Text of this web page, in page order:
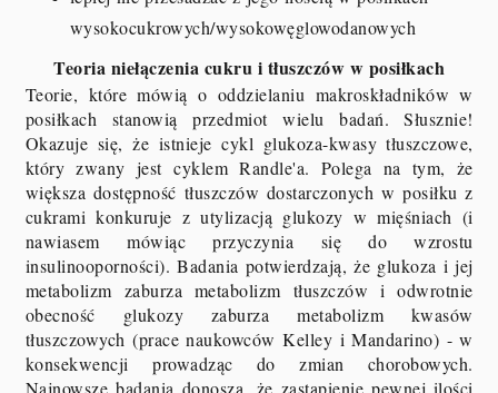
wysokocukrowych/wysokowęglowodanowych
Teoria niełączenia cukru i tłuszczów w posiłkach
Teorie, które mówią o oddzielaniu makroskładników w
posiłkach stanowią przedmiot wielu badań. Słusznie!
Okazuje się, że istnieje cykl glukoza-kwasy tłuszczowe,
który zwany jest cyklem Randle'a. Polega na tym, że
większa dostępność tłuszczów dostarczonych w posiłku z
cukrami konkuruje z utylizacją glukozy w mięśniach (i
nawiasem mówiąc przyczynia się do wzrostu
insulinooporności). Badania potwierdzają, że glukoza i jej
metabolizm zaburza metabolizm tłuszczów i odwrotnie
obecność glukozy zaburza metabolizm kwasów
tłuszczowych (prace naukowców Kelley i Mandarino) - w
konsekwencji prowadząc do zmian chorobowych.
Najnowsze badania donoszą, że zastąpienie pewnej ilości